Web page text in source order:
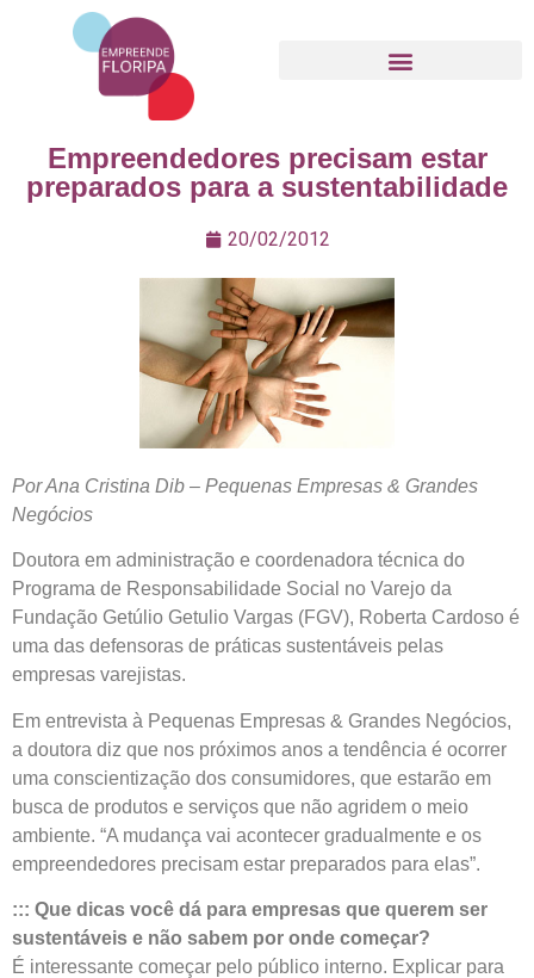
Empreendedores precisam estar
preparados para a sustentabilidade
20/02/2012
Por Ana Cristina Dib – Pequenas Empresas & Grandes
Negócios
Doutora em administração e coordenadora técnica do
Programa de Responsabilidade Social no Varejo da
Fundação Getúlio Getulio Vargas (FGV), Roberta Cardoso é
uma das defensoras de práticas sustentáveis pelas
empresas varejistas.
Em entrevista à Pequenas Empresas & Grandes Negócios,
a doutora diz que nos próximos anos a tendência é ocorrer
uma conscientização dos consumidores, que estarão em
busca de produtos e serviços que não agridem o meio
ambiente. “A mudança vai acontecer gradualmente e os
empreendedores precisam estar preparados para elas”.
::: Que dicas você dá para empresas que querem ser
sustentáveis e não sabem por onde começar?
É interessante começar pelo público interno. Explicar para